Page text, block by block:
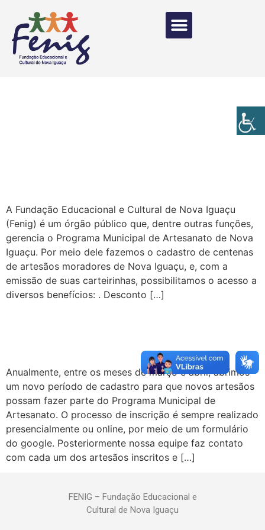
A Fundação Educacional e Cultural de Nova Iguaçu
(Fenig) é um órgão público que, dentre outras funções,
gerencia o Programa Municipal de Artesanato de Nova
Iguaçu. Por meio dele fazemos o cadastro de centenas
de artesãos moradores de Nova Iguaçu, e, com a
emissão de suas carteirinhas, possibilitamos o acesso a
diversos benefícios: . Desconto […]
Anualmente, entre os meses de março e abril, abrimos
um novo período de cadastro para que novos artesãos
possam fazer parte do Programa Municipal de
Artesanato. O processo de inscrição é sempre realizado
presencialmente ou online, por meio de um formulário
do google. Posteriormente nossa equipe faz contato
com cada um dos artesãos inscritos e […]
FENIG – Fundação Educacional e
Cultural de Nova Iguaçu